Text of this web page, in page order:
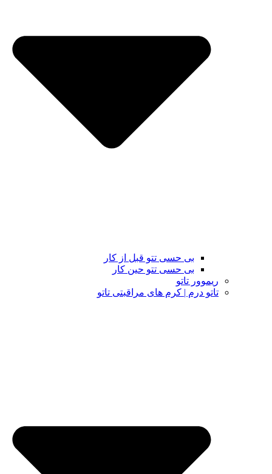
بی حسی تتو قبل از کار
بی حسی تتو حین کار
ریموور تاتو
تاتو درم | کرم های مراقبتی تاتو